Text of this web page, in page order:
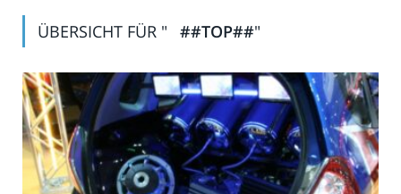
ÜBERSICHT FÜR " ##TOP##"